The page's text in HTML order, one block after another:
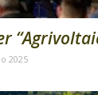
2025